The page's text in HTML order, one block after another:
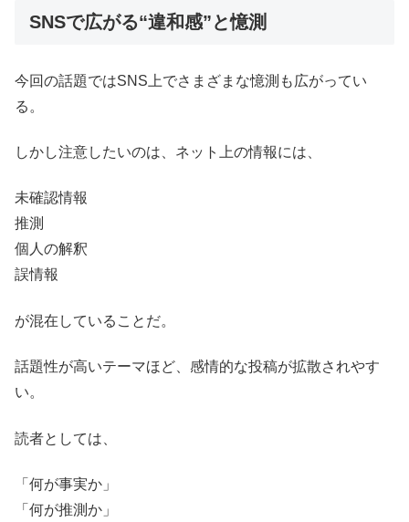
SNSで広がる“違和感”と憶測
今回の話題ではSNS上でさまざまな憶測も広がってい
る。
しかし注意したいのは、ネット上の情報には、
未確認情報
推測
個人の解釈
誤情報
が混在していることだ。
話題性が高いテーマほど、感情的な投稿が拡散されやす
い。
読者としては、
「何が事実か」
「何が推測か」